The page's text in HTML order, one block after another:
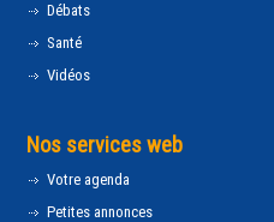
Débats
Santé
Vidéos
Nos services web
Votre agenda
Petites annonces